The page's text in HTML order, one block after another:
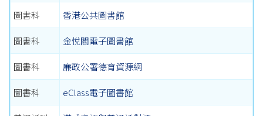
圖書科 香港公共圖書館
圖書科 金悅閣電子圖書館
圖書科 廉政公署德育資源網
圖書科 eClass電子圖書館